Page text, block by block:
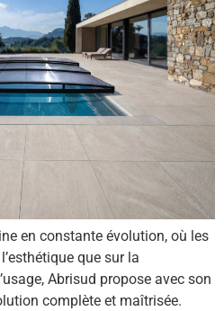
en constante évolution, où les
que sur la
Abrisud propose avec son
complète et maîtrisée.